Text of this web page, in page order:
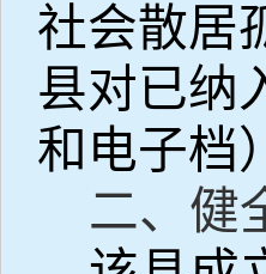
社会散居
县对已纳
和电子档
二、健